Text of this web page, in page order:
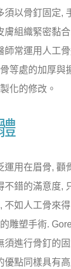
須以骨釘固定,
膚組織緊密黏
師常運用人工
等處的加厚與
化的修改。
運用在眉骨, 顴
不錯的滿意度,
不如人工骨來
雕塑手術.
須進行骨釘的
優點同樣具有